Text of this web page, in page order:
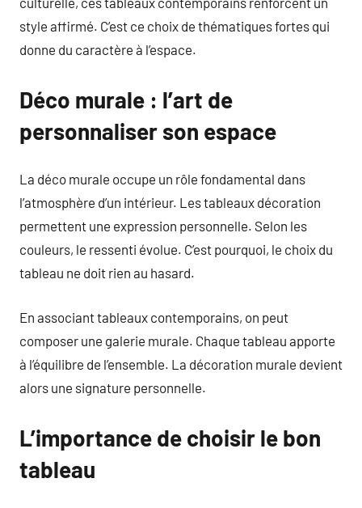
style affirmé. C’est ce choix de thématiques fortes qui
donne du caractère à l’espace.
Déco murale : l’art de
personnaliser son espace
La déco murale occupe un rôle fondamental dans
l’atmosphère d’un intérieur. Les tableaux décoration
permettent une expression personnelle. Selon les
couleurs, le ressenti évolue. C’est pourquoi, le choix du
tableau ne doit rien au hasard.
En associant tableaux contemporains, on peut
composer une galerie murale. Chaque tableau apporte
à l’équilibre de l’ensemble. La décoration murale devient
alors une signature personnelle.
L’importance de choisir le bon
tableau